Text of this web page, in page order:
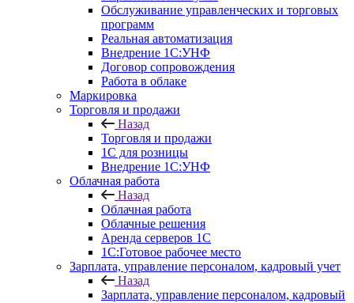
Обслуживание управленческих и торговых
программ
Реальная автоматизация
Внедрение 1С:УНФ
Договор сопровождения
Работа в облаке
Маркировка
Торговля и продажи
Назад
Торговля и продажи
1С для розницы
Внедрение 1С:УНФ
Облачная работа
Назад
Облачная работа
Облачные решения
Аренда серверов 1С
1C:Готовое рабочее место
Зарплата, управление персоналом, кадровый учет
Назад
Зарплата, управление персоналом, кадровый